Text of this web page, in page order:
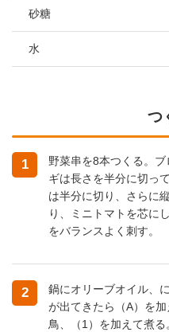
砂糖
水
つ
1
野菜串を8本つくる。
ギは長さを半分に切っ
は半分に切り、さらに
り、ミニトマトを芯に
をバランスよく刺す。
2
鍋にオリーブオイル、
が出てきたら（A）を
鳥、（1）を加えて煮る